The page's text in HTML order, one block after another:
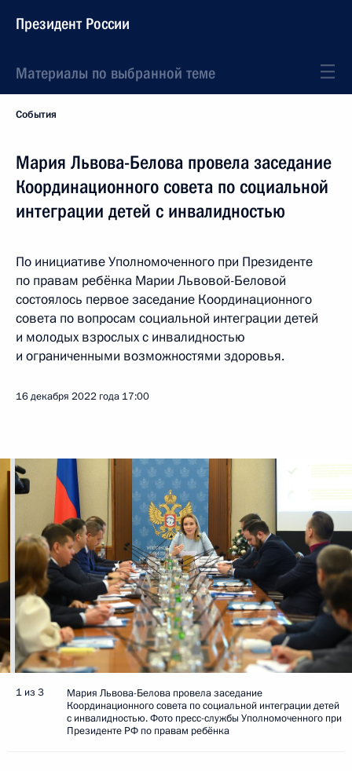
Президент России
Материалы по выбранной теме
События
Мария Львова-Белова провела заседание
Координационного совета по социальной
интеграции детей с инвалидностью
По инициативе Уполномоченного при Президенте
по правам ребёнка Марии Львовой-Беловой
состоялось первое заседание Координационного
совета по вопросам социальной интеграции детей
и молодых взрослых с инвалидностью
и ограниченными возможностями здоровья.
16 декабря 2022 года 17:00
1 из 3
Мария Львова-Белова провела заседание
Координационного совета по социальной интеграции детей
с инвалидностью. Фото пресс-службы Уполномоченного при
Президенте РФ по правам ребёнка